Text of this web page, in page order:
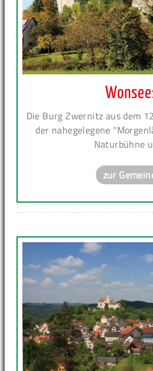
Die Burg Zwernitz aus dem
der nahegelegene
Naturbühne
zur